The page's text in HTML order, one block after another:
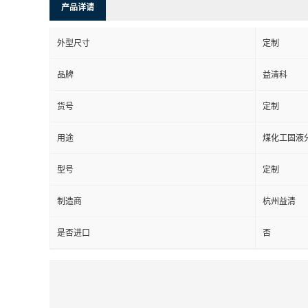
产品详请
外型尺寸 定制
品牌 益清科
货号 定制
用途 煤化工固液
型号 定制
制造商 杭州益清
是否进口 否